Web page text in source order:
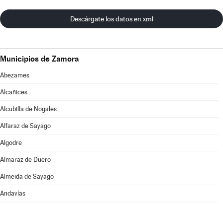
Descárgate los datos en xml
Municipios de Zamora
Abezames
Alcañices
Alcubilla de Nogales
Alfaraz de Sayago
Algodre
Almaraz de Duero
Almeida de Sayago
Andavías